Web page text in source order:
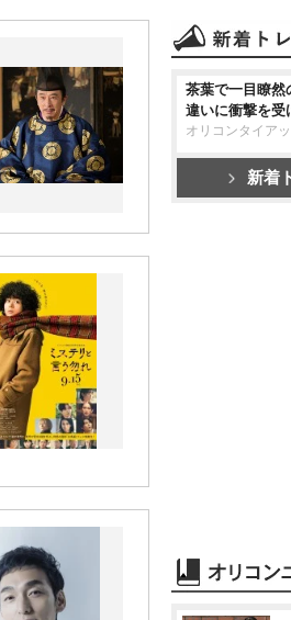
茶葉で一目瞭然
違いに衝撃を受
オリコンタイア
新着